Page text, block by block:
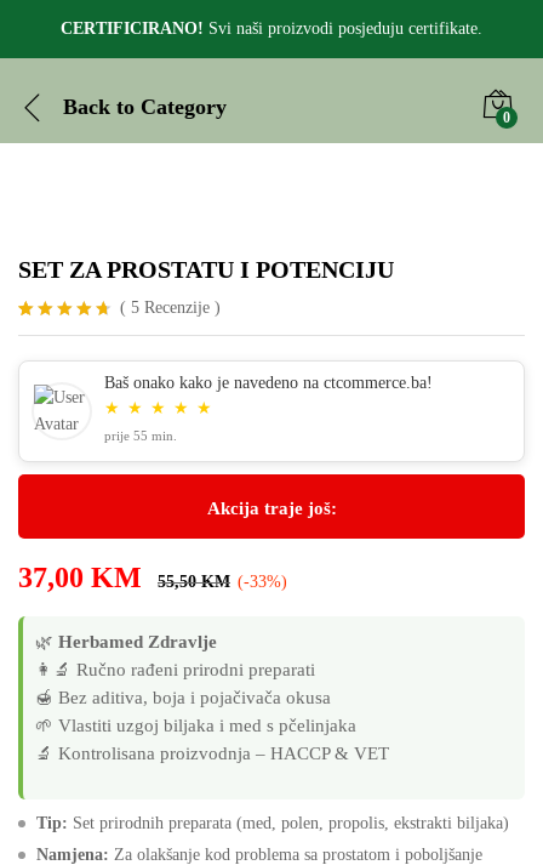
CERTIFICIRANO! Svi naši proizvodi posjeduju certifikate.
Back to Category 0
SET ZA PROSTATU I POTENCIJU
Korisničke
ocjene:
ukupno 5 (
5
korisnika)
( 5 Recenzije )
Baš onako kako je navedeno na ctcommerce.ba!
★ ★ ★ ★ ★
prije 55 min.
Akcija traje još:
37,00 KM 55,50KM (-33%)
🌿 Herbamed Zdravlje
👩‍🔬 Ručno rađeni prirodni preparati
🍯 Bez aditiva, boja i pojačivača okusa
🌱 Vlastiti uzgoj biljaka i med s pčelinjaka
🔬 Kontrolisana proizvodnja – HACCP & VET
Tip: Set prirodnih preparata (med, polen, propolis, ekstrakti biljaka)
Namjena: Za olakšanje kod problema sa prostatom i poboljšanje